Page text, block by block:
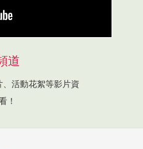
道
活動花絮等影片資
！